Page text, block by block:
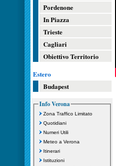
Pordenone
In Piazza
Trieste
Cagliari
Obiettivo Territorio
Estero
Budapest
Info Verona
Zona Traffico Limitato
Quotidiani
Numeri Utili
Meteo a Verona
Itinerari
Istituzioni